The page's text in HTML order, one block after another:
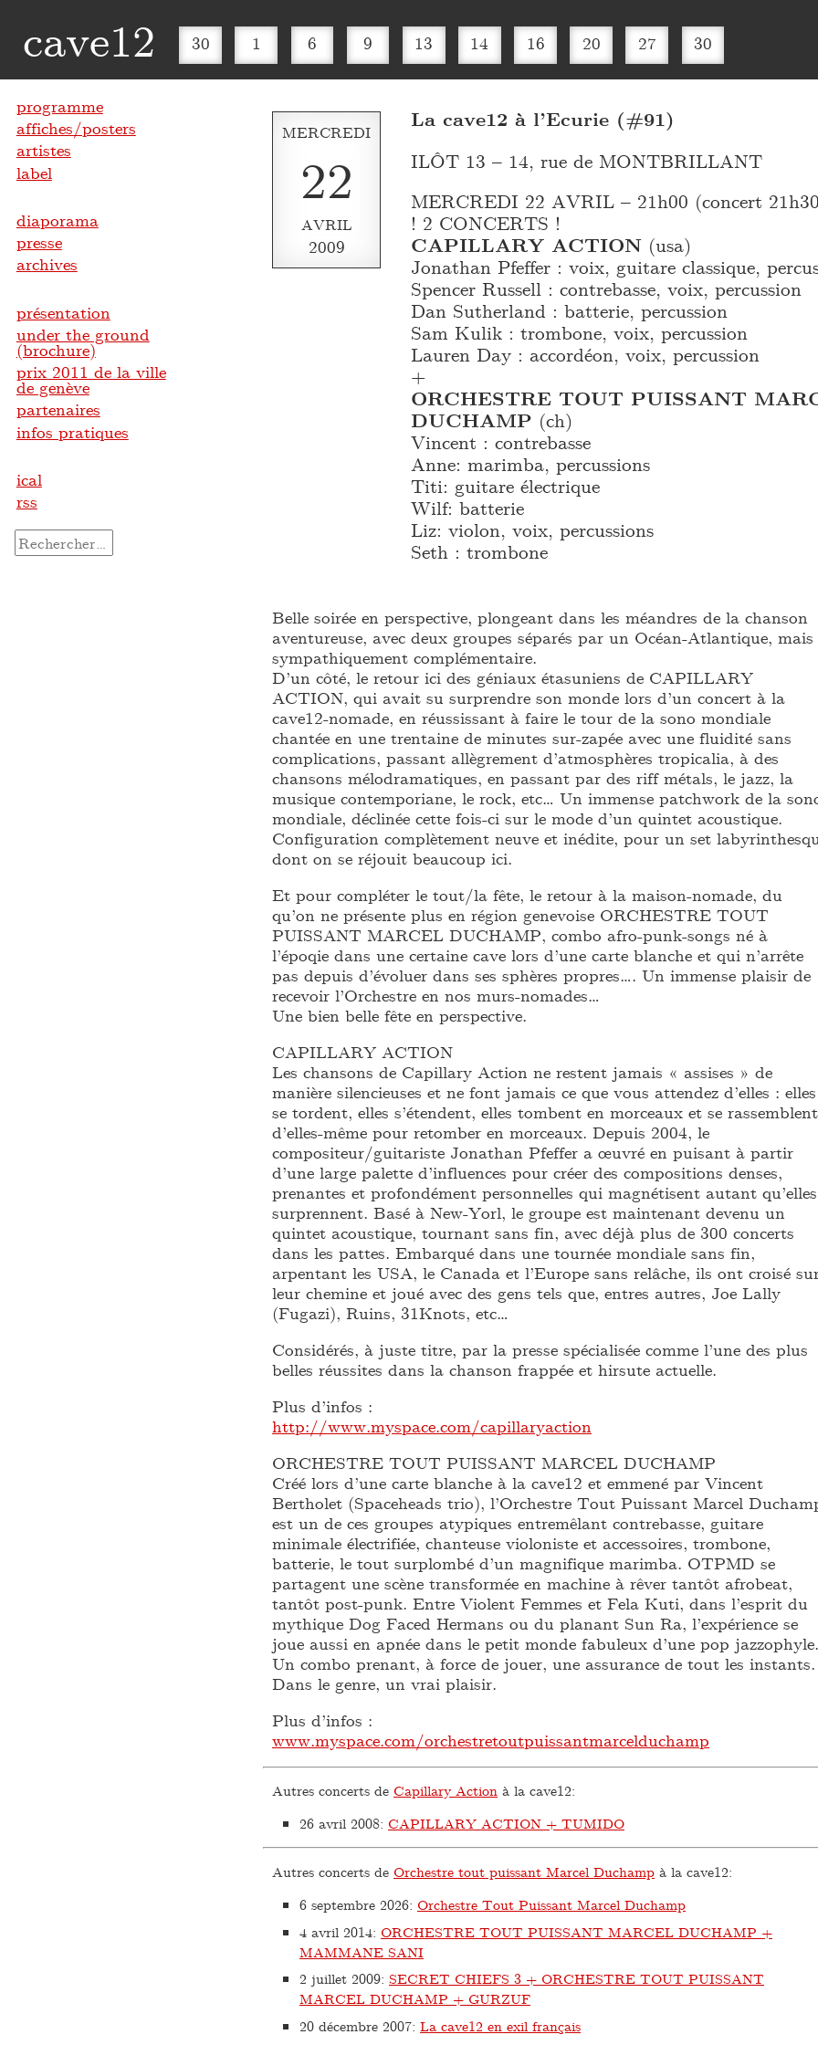
cave12 30 1 6 9 13 14 16 20 27 30
MERCREDI
22
AVRIL
2009
La cave12 à l’Ecurie (#91)
ILÔT 13 – 14, rue de MONTBRILLANT
MERCREDI 22 AVRIL – 21h00 (concert
! 2 CONCERTS !
CAPILLARY ACTION (usa)
Jonathan Pfeffer : voix, guitare classique,
Spencer Russell : contrebasse, voix, percussion
Dan Sutherland : batterie, percussion
Sam Kulik : trombone, voix, percussion
Lauren Day : accordéon, voix, percussion
+
ORCHESTRE TOUT PUISSANT
DUCHAMP (ch)
Vincent : contrebasse
Anne: marimba, percussions
Titi: guitare électrique
Wilf: batterie
Liz: violon, voix, percussions
Seth : trombone
Belle soirée en perspective, plongeant dans les méandres de la chanson
aventureuse, avec deux groupes séparés par un Océan-Atlantique, mais
sympathiquement complémentaire.
D’un côté, le retour ici des géniaux étasuniens de CAPILLARY
ACTION, qui avait su surprendre son monde lors d’un concert à la
cave12-nomade, en réussissant à faire le tour de la sono mondiale
chantée en une trentaine de minutes sur-zapée avec une fluidité sans
complications, passant allègrement d’atmosphères tropicalia, à des
chansons mélodramatiques, en passant par des riff métals, le jazz, la
musique contemporiane, le rock, etc… Un immense patchwork de la
mondiale, déclinée cette fois-ci sur le mode d’un quintet acoustique.
Configuration complètement neuve et inédite, pour un set
dont on se réjouit beaucoup ici.
Et pour compléter le tout/la fête, le retour à la maison-nomade, du
qu’on ne présente plus en région genevoise ORCHESTRE TOUT
PUISSANT MARCEL DUCHAMP, combo afro-punk-songs né à
l’époqie dans une certaine cave lors d’une carte blanche et qui n’arrête
pas depuis d’évoluer dans ses sphères propres…. Un immense plaisir de
recevoir l’Orchestre en nos murs-nomades…
Une bien belle fête en perspective.
CAPILLARY ACTION
Les chansons de Capillary Action ne restent jamais « assises » de
manière silencieuses et ne font jamais ce que vous attendez d’elles : elles
se tordent, elles s’étendent, elles tombent en morceaux et se rassemblent
d’elles-même pour retomber en morceaux. Depuis 2004, le
compositeur/guitariste Jonathan Pfeffer a œuvré en puisant à partir
d’une large palette d’influences pour créer des compositions denses,
prenantes et profondément personnelles qui magnétisent autant qu’elles
surprennent. Basé à New-Yorl, le groupe est maintenant devenu un
quintet acoustique, tournant sans fin, avec déjà plus de 300 concerts
dans les pattes. Embarqué dans une tournée mondiale sans fin,
arpentant les USA, le Canada et l’Europe sans relâche, ils ont croisé
leur chemine et joué avec des gens tels que, entres autres, Joe Lally
(Fugazi), Ruins, 31Knots, etc…
Considérés, à juste titre, par la presse spécialisée comme l’une des plus
belles réussites dans la chanson frappée et hirsute actuelle.
Plus d’infos :
http://www.myspace.com/capillaryaction
ORCHESTRE TOUT PUISSANT MARCEL DUCHAMP
Créé lors d’une carte blanche à la cave12 et emmené par Vincent
Bertholet (Spaceheads trio), l’Orchestre Tout Puissant Marcel
est un de ces groupes atypiques entremêlant contrebasse, guitare
minimale électrifiée, chanteuse violoniste et accessoires, trombone,
batterie, le tout surplombé d’un magnifique marimba. OTPMD se
partagent une scène transformée en machine à rêver tantôt afrobeat,
tantôt post-punk. Entre Violent Femmes et Fela Kuti, dans l’esprit du
mythique Dog Faced Hermans ou du planant Sun Ra, l’expérience se
joue aussi en apnée dans le petit monde fabuleux d’une pop jazzophyle.
Un combo prenant, à force de jouer, une assurance de tout les instants.
Dans le genre, un vrai plaisir.
Plus d’infos :
www.myspace.com/orchestretoutpuissantmarcelduchamp
Autres concerts de Capillary Action à la cave12:
26 avril 2008: CAPILLARY ACTION + TUMIDO
Autres concerts de Orchestre tout puissant Marcel Duchamp à la cave12:
6 septembre 2026: Orchestre Tout Puissant Marcel Duchamp
4 avril 2014: ORCHESTRE TOUT PUISSANT MARCEL DUCHAMP +
MAMMANE SANI
2 juillet 2009: SECRET CHIEFS 3 + ORCHESTRE TOUT PUISSANT
MARCEL DUCHAMP + GURZUF
20 décembre 2007: La cave12 en exil français
programme
affiches/posters
artistes
label
diaporama
presse
archives
présentation
under the ground
(brochure)
prix 2011 de la ville
de genève
partenaires
infos pratiques
ical
rss
Rechercher :